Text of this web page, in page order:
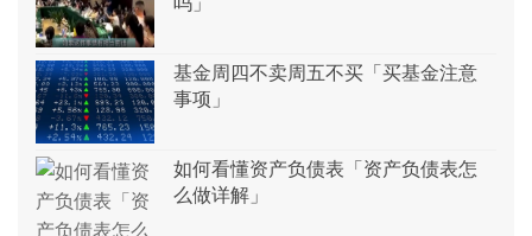
基金周四不卖周五不买「买基金注意
事项」
如何看懂资产负债表「资产负债表怎
么做详解」